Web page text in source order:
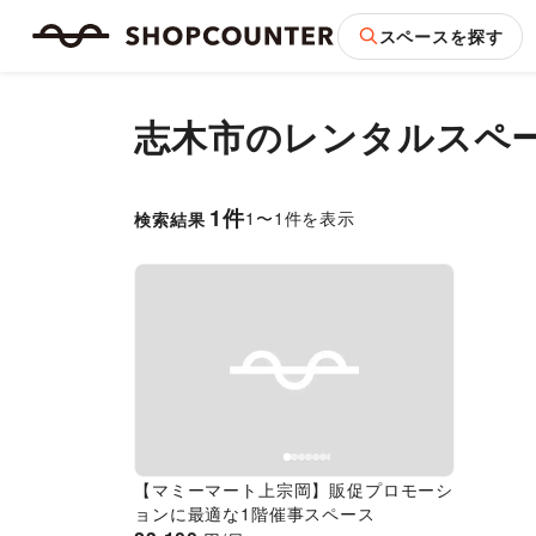
スペースを探す
志木市のレンタルスペ
検索結果 1件1 〜1 件を表示
Previous slide
【マミーマート上宗岡】販促プロモーシ
ョンに最適な1階催事スペース